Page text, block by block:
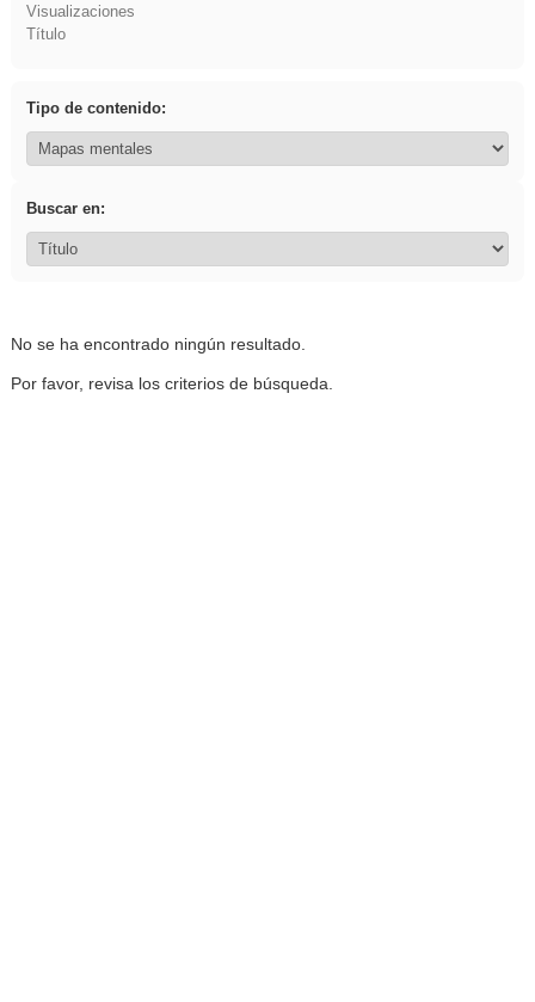
Visualizaciones
Título
Tipo de contenido:
Buscar en:
No se ha encontrado ningún resultado.
Por favor, revisa los criterios de búsqueda.